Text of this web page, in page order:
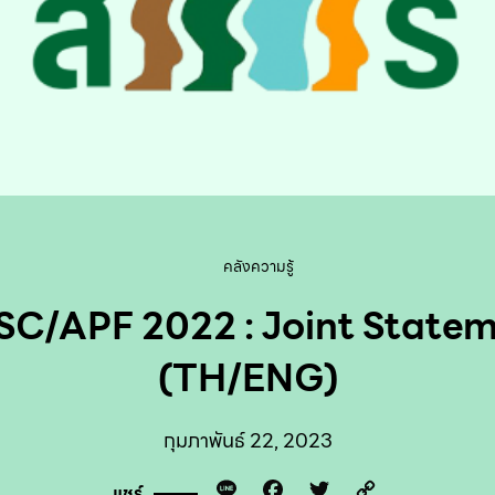
คลังความรู้
APF 2022 : Joint
(TH/ENG)
กุมภาพันธ์ 22, 2023
Line Facebook
Twitter